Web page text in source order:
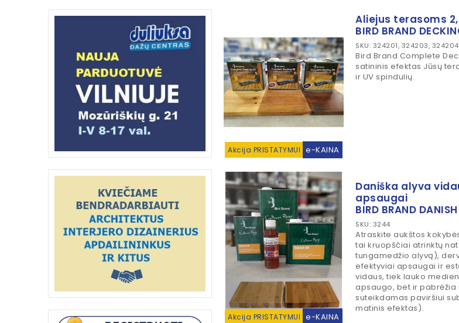
Akcija PRISTATYMUI e-KAINA
Aliejus terasoms
BIRD BRAND
SKU: 324201, 324203, 324204
Bird Brand Complete
satininis efektas Jūsų
ir UV spindulių.
Akcija PRISTATYMUI e-KAINA
Daniška alyva
apsaugai
BIRD BRAND
SKU: 3244
Atraskite aukštos
tai kruopščiai atrinktų
tungamedžio alyvą),
efektyviai apsaugai ir
vidaus, tiek lauko
apsaugo, bet ir
suteikdamas paviršiui
matinis efektas).